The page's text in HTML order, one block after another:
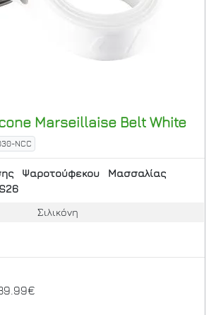
Marseillaise Belt White
NCC
Ψαροτούφεκου
Μασσαλίας
Σιλικόνη